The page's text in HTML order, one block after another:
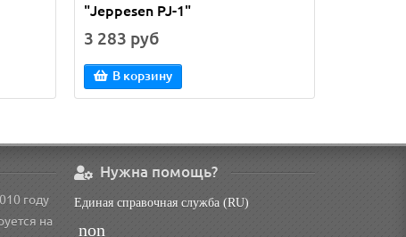
"Jeppesen PJ-1"
3 283 руб
В корзину
году
на
Нужна помощь?
Единая справочная служба (RU)
non